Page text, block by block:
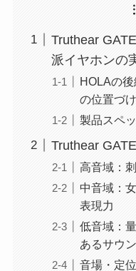
Truthear
派イヤホンの
HOLAの
の位置づけ
製品スペ
Truthear
高音域：
中音域：
表現力
低音域：
あるサウ
音場・定